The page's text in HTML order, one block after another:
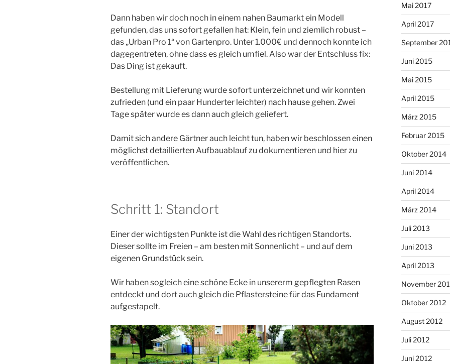
Dann haben wir doch noch in einem nahen Baumarkt ein Modell
gefunden, das uns sofort gefallen hat: Klein, fein und ziemlich robust –
das „Urban Pro 1“ von Gartenpro. Unter 1.000€ und dennoch konnte ich
dagegentreten, ohne dass es gleich umfiel. Also war der Entschluss fix:
Das Ding ist gekauft.
Bestellung mit Lieferung wurde sofort unterzeichnet und wir konnten
zufrieden (und ein paar Hunderter leichter) nach hause gehen. Zwei
Tage später wurde es dann auch gleich geliefert.
Damit sich andere Gärtner auch leicht tun, haben wir beschlossen einen
möglichst detaillierten Aufbauablauf zu dokumentieren und hier zu
veröffentlichen.
Schritt 1: Standort
Einer der wichtigsten Punkte ist die Wahl des richtigen Standorts.
Dieser sollte im Freien – am besten mit Sonnenlicht – und auf dem
eigenen Grundstück sein.
Wir haben sogleich eine schöne Ecke in unsererm gepflegten Rasen
entdeckt und dort auch gleich die Pflastersteine für das Fundament
aufgestapelt.
Mai 2017
April 2017
September
Juni 2015
Mai 2015
April 2015
März 2015
Februar 2015
Oktober 2014
Juni 2014
April 2014
März 2014
Juli 2013
Juni 2013
April 2013
November
Oktober 2012
August 2012
Juli 2012
Juni 2012